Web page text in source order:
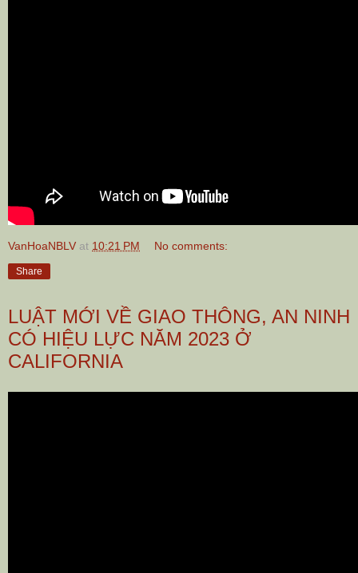
VanHoaNBLV at 10:21 PM No comments:
Share
LUẬT MỚI VỀ GIAO THÔNG, AN NINH
CÓ HIỆU LỰC NĂM 2023 Ở
CALIFORNIA